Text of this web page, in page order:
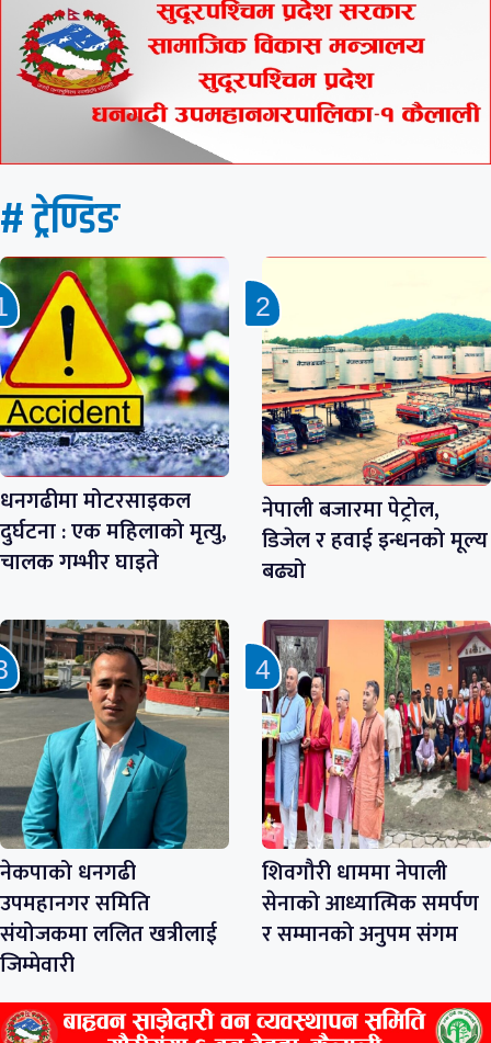
# ट्रेण्डिङ
धनगढीमा मोटरसाइकल
दुर्घटना : एक महिलाको मृत्यु,
चालक गम्भीर घाइते
नेपाली बजारमा पेट्रोल,
डिजेल र हवाई इन्धनको मूल्य
बढ्यो
नेकपाको धनगढी
उपमहानगर समिति
संयोजकमा ललित खत्रीलाई
जिम्मेवारी
शिवगौरी धाममा नेपाली
सेनाको आध्यात्मिक समर्पण
र सम्मानको अनुपम संगम